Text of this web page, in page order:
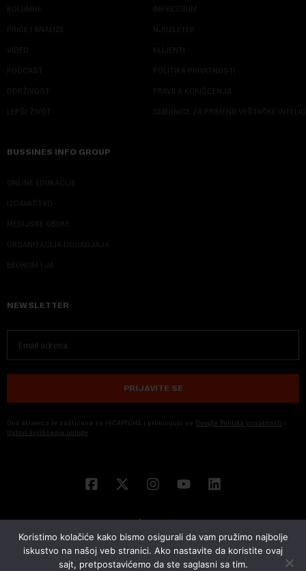
KOLUMNE
PRIČE I ANALIZE
VIDEO
PODCAST
ODRŽIVOST
LEPŠI ŽIVOT
IMPRESSUM
NJUZLETER
KLIJENTI
POLITIKA PRIVATNOSTI
PRAVILA KORIŠĆENJA
SMERNICE ZA PRIMENU VEŠTAČKE
BUSSINES INFO GROUP
ONLINE EDUKACIJE
IZDAVAŠTVO
MEDIJSKE OBUKE
ORGANIZACIJA DOGADJAJA
EKONOM I JA
NEWSLETTER
PRIJAVITE SE
Ova stranica je zaštićena sa reCAPTCHA i primenjuju se Google Politika privatnosti i
Uslovi korišćenja usluge
Koristimo kolačiće kako bismo osigurali da vam pružimo najbolje
iskustvo na našoj veb stranici. Ako nastavite da koristite ovaj
sajt, pretpostavićemo da ste saglasni sa tim.